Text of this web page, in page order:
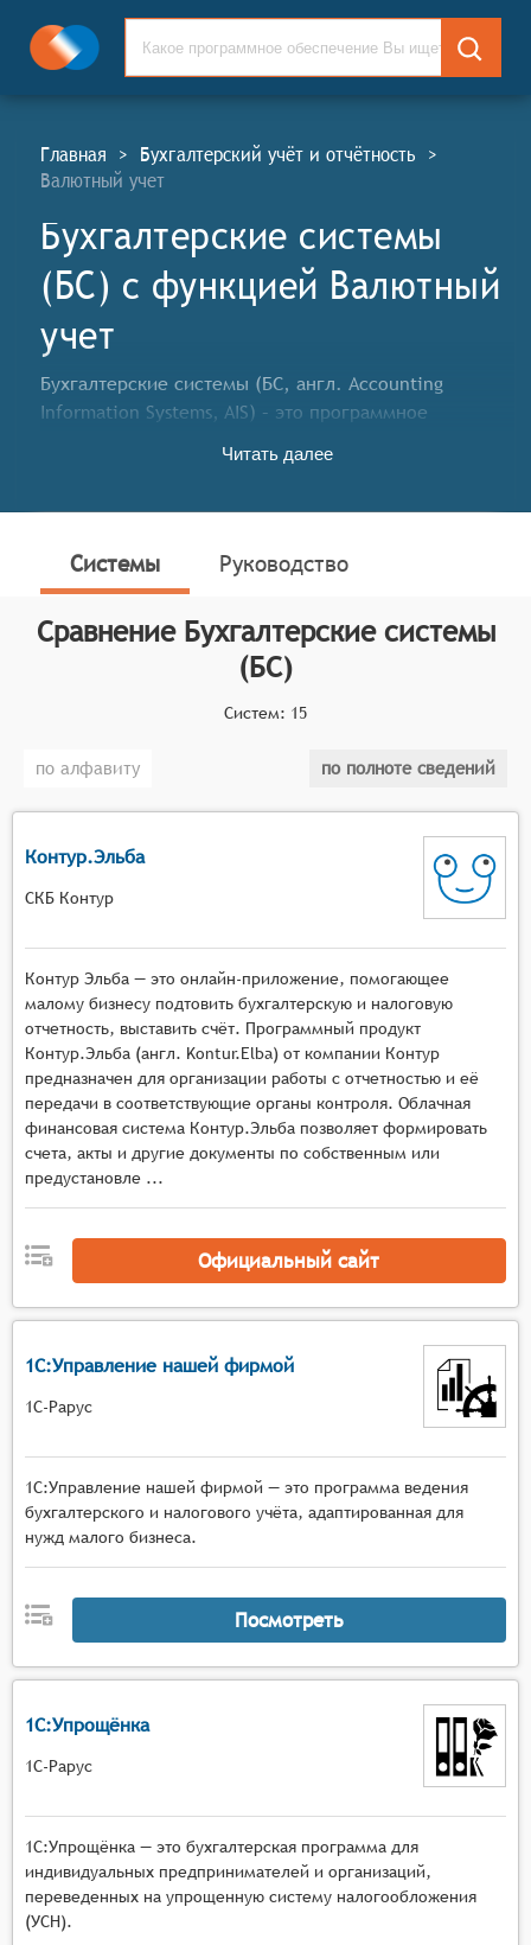
Главная > Бухгалтерский учёт и отчётность >
Валютный учет
Бухгалтерские системы
(БС) c функцией Валютный
учет
Бухгалтерские системы (БС, англ. Accounting
Information Systems, AIS) – это программное
бухгалтерского и фискального учёта в организациях
процессов учёта, подготовки внутренней и
налоговой отчётности.
Классификатор программных продуктов Соваре
определяет конкретные функциональные критерии
для систем. Чтобы система была включена в
категорию бухгалтерского учёта, она должна:
Вести главную книгу и плана счетов компании;
Автоматизировать расчёты с клиентами и
выставление счетов;
Автоматизировать расчёты с поставщиками для
обработки платежей и заказов на покупку;
Отслеживать затраты и доходы, а также
определять рентабельность реализуемых
компанией товаров и услуг;
Управлять наличными, банковскими счетами и
способами оплаты (чек, кредитная карта и т.
д.);
Рассчитывать налоговые взносы;
Разрешать пользователям создавать записи
журнала для корректировки проводок и
остатков на счёте;
Помогать пользователям в процессе
финансового закрытия в конце каждого
отчётного периода;
Предоставлять стандартные финансовые
отслеживания финансовых ключевых
показателей эффективности.
Читать далее
Системы Руководство
Сравнение Бухгалтерские системы
(БС)
Систем: 15
по алфавиту по полноте сведений
Контур.Эльба
СКБ Контур
Контур Эльба — это онлайн-приложение, помогающее
малому бизнесу подтовить бухгалтерскую и налоговую
отчетность, выставить счёт. Программный продукт
Контур.Эльба (англ. Kontur.Elba) от компании Контур
предназначен для организации работы с отчетностью и её
передачи в соответствующие органы контроля. Облачная
финансовая система Контур.Эльба позволяет формировать
счета, акты и другие документы по собственным или
предустановле ...
Официальный сайт
1С:Управление нашей фирмой
1С-Рарус
1С:Управление нашей фирмой — это программа ведения
бухгалтерского и налогового учёта, адаптированная для
нужд малого бизнеса.
Посмотреть
1С:Упрощёнка
1С-Рарус
1С:Упрощёнка — это бухгалтерская программа для
индивидуальных предпринимателей и организаций,
переведенных на упрощенную систему налогообложения
(УСН).